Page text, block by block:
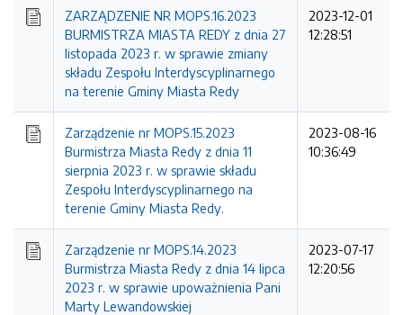
ZARZĄDZENIE NR MOPS.16.2023
BURMISTRZA MIASTA REDY z dnia 27
listopada 2023 r. w sprawie zmiany
składu Zespołu Interdyscyplinarnego
na terenie Gminy Miasta Redy
2023-12-01
12:28:51
Zarządzenie nr MOPS.15.2023
Burmistrza Miasta Redy z dnia 11
sierpnia 2023 r. w sprawie składu
Zespołu Interdyscyplinarnego na
terenie Gminy Miasta Redy.
2023-08-16
10:36:49
Zarządzenie nr MOPS.14.2023
Burmistrza Miasta Redy z dnia 14 lipca
2023 r. w sprawie upoważnienia Pani
Marty Lewandowskiej
2023-07-17
12:20:56